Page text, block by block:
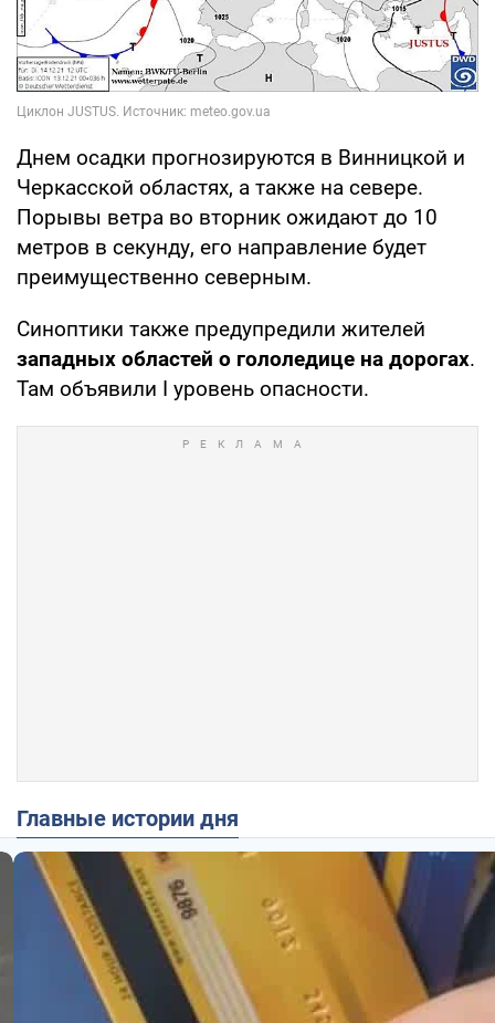
Днем осадки прогнозируются в Винницкой и
Черкасской областях, а также на севере.
Порывы ветра во вторник ожидают до 10
метров в секунду, его направление будет
преимущественно северным.
Синоптики также предупредили жителей
западных областей о гололедице на дорогах.
Там объявили І уровень опасности.
Главные истории дня